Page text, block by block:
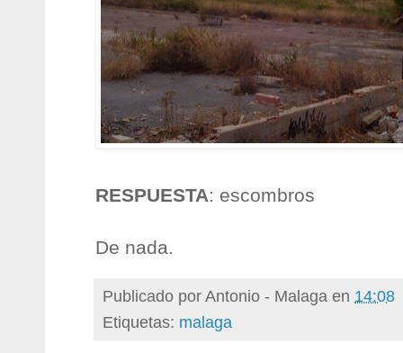
RESPUESTA: escombros
De nada.
Publicado porAntonio - Malaga en 14:08
Etiquetas: malaga